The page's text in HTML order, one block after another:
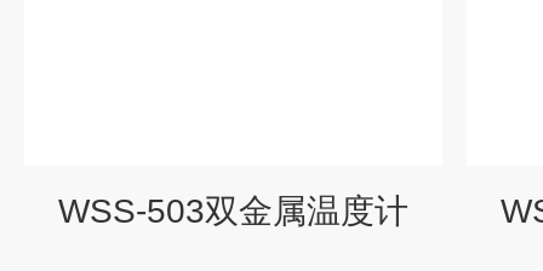
WSS-503双金属温度计